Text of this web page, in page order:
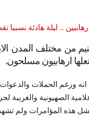
من مختلف المدن
ارهابيون مسلحون.
انه ورغم الحملات
هذه المؤامرات ولم